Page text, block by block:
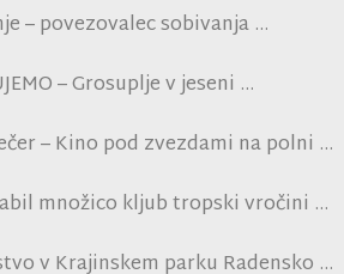
– povezovalec sobivanja
– Grosuplje v jeseni
– Kino pod zvezdami na polni
množico kljub tropski vročini
v Krajinskem parku Radensko